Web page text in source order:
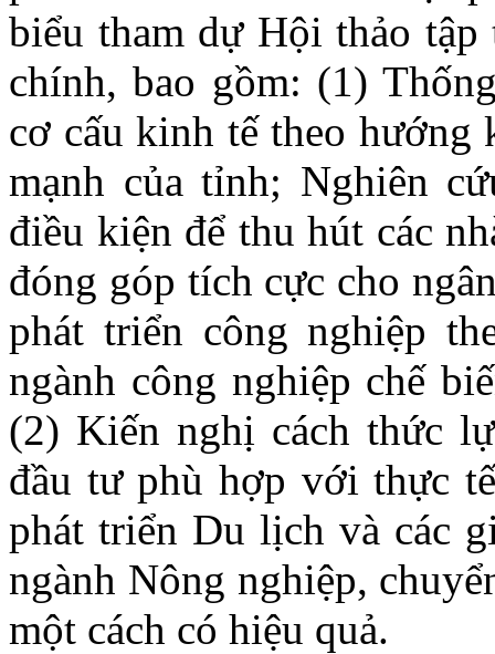
biểu tham dự Hội thảo
chính, bao gồm: (1)
cơ cấu kinh tế theo hướng
mạnh của tỉnh; Nghiên
điều kiện để thu hút các
đóng góp tích cực cho
phát triển công nghiệp
ngành công nghiệp chế
(2) Kiến nghị cách thức
đầu tư phù hợp với thực
phát triển Du lịch và các
ngành Nông nghiệp,
một cách có hiệu quả.